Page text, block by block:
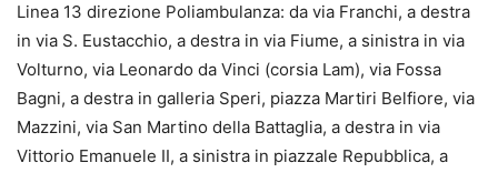
Linea 13 direzione Poliambulanza: da via Franchi, a destra
in via S. Eustacchio, a destra in via Fiume, a sinistra in via
Volturno, via Leonardo da Vinci (corsia Lam), via Fossa
Bagni, a destra in galleria Speri, piazza Martiri Belfiore, via
Mazzini, via San Martino della Battaglia, a destra in via
Vittorio Emanuele II, a sinistra in piazzale Repubblica, a